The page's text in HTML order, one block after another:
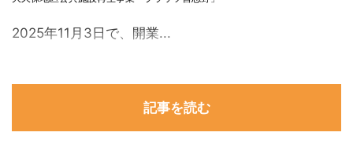
2025年11月3日で、開業...
記事を読む